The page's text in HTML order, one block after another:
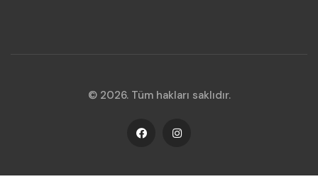
© 2026. Tüm hakları saklıdır.